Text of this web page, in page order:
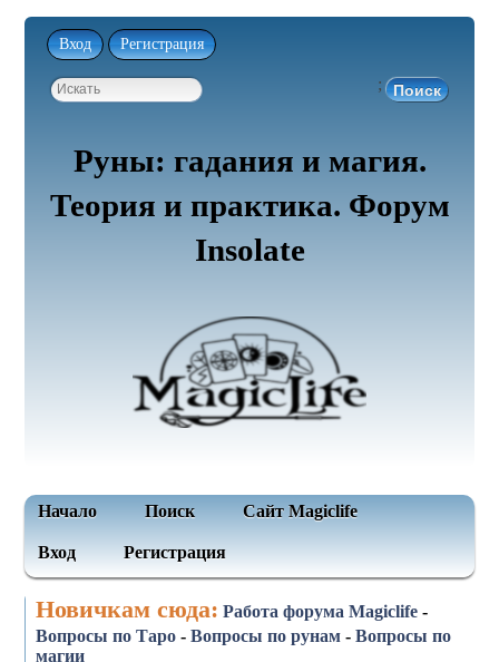
Вход Регистрация
;
Руны: гадания и магия.
Теория и практика. Форум
Insolate
Начало Поиск Сайт Magiclife
Вход Регистрация
Новичкам сюда: Работа форума Magiclife -
Вопросы по Таро -Вопросы по рунам -Вопросы по
магии